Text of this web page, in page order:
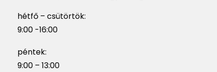
hétfő – csütörtök:
9:00 -16:00
péntek:
9:00 – 13:00